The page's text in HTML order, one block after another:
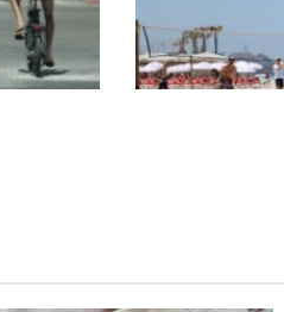
ת
י
ו
ו